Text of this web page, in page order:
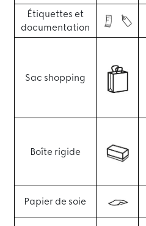
Étiquettes et
documentation
Sac shopping
Boîte rigide
Papier de soie